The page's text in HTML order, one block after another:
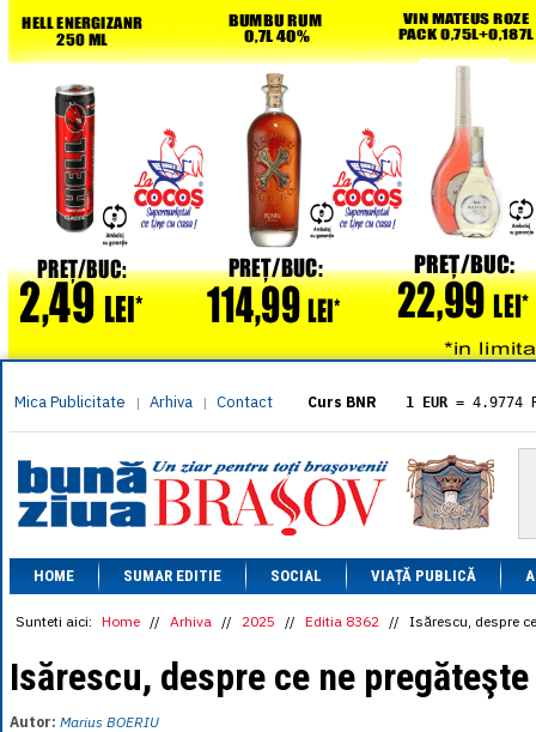
Mica Publicitate | Arhiva | Contact Curs BNR 1 EUR = 4.9774
= 5.8304
1 XAU= 464.4611
1 AED= 1.1933
1 AUD= 2.7957
1 BGN= 2.5449
1 CAD= 3.1559
1 CHF= 5.2813
1 CNY= 0.6015
1 DKK= 0.6668
1 EGP = 0.0860
= 1.2223
HOME SUMAR EDITIE SOCIAL VIAȚĂ PUBLICĂ
Sunteti aici: Home // Arhiva // 2025 // Editia 8362 // Isărescu, despre
Isărescu, despre ce ne pregăteşte
Autor: Marius BOERIU